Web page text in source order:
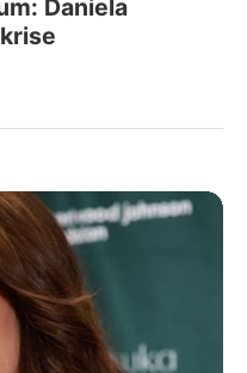
Daniela